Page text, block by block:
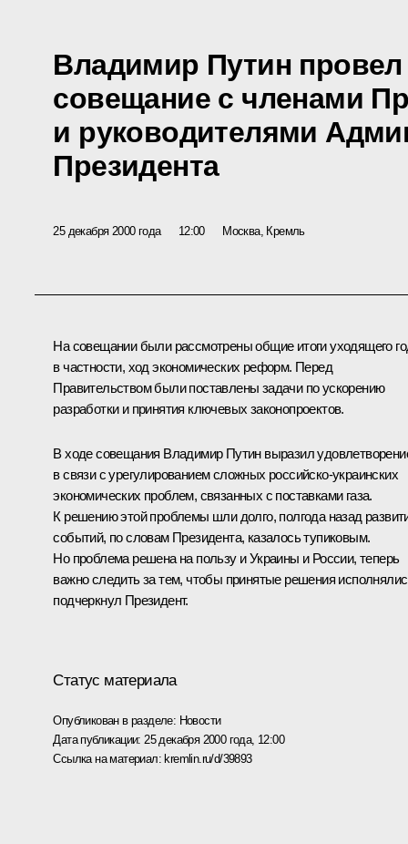
Владимир Путин провел
совещание с членами
и руководителями
Президента
25 декабря 2000 года 12:00 Москва, Кремль
На совещании были рассмотрены общие итоги уходящего
в частности, ход экономических реформ. Перед
Правительством были поставлены задачи по ускорению
разработки и принятия ключевых законопроектов.
В ходе совещания Владимир Путин выразил
в связи с урегулированием сложных российско-украинских
экономических проблем, связанных с поставками газа.
К решению этой проблемы шли долго, полгода назад
событий, по словам Президента, казалось тупиковым.
Но проблема решена на пользу и Украины и России, теперь
важно следить за тем, чтобы принятые решения
подчеркнул Президент.
Статус материала
Опубликован в разделе: Новости
Дата публикации: 25 декабря 2000 года, 12:00
Ссылка на материал:kremlin.ru/d/39893